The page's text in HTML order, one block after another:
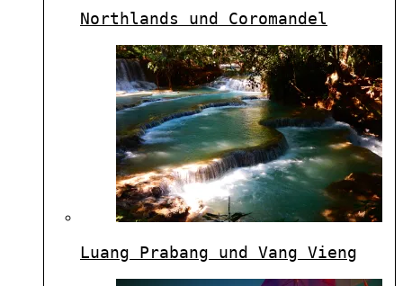
Northlands und Coromandel
Luang Prabang und Vang Vieng